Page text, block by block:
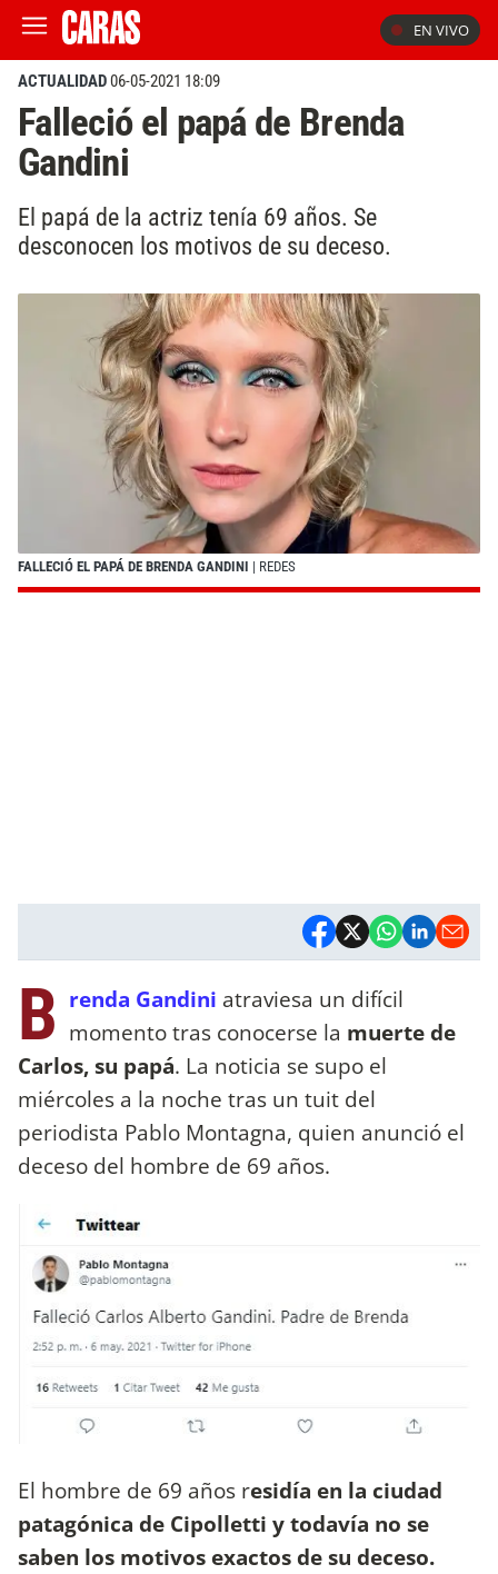
EN VIVO
ACTUALIDAD06-05-2021 18:09
Falleció el papá de Brenda
Gandini
El papá de la actriz tenía 69 años. Se
desconocen los motivos de su deceso.
FALLECIÓ EL PAPÁ DE BRENDA GANDINI | REDES
B renda Gandini atraviesa un difícil
momento tras conocerse la muerte de
Carlos, su papá. La noticia se supo el
miércoles a la noche tras un tuit del
periodista Pablo Montagna, quien anunció el
deceso del hombre de 69 años.
El hombre de 69 años residía en la ciudad
patagónica de Cipolletti y todavía no se
saben los motivos exactos de su deceso.